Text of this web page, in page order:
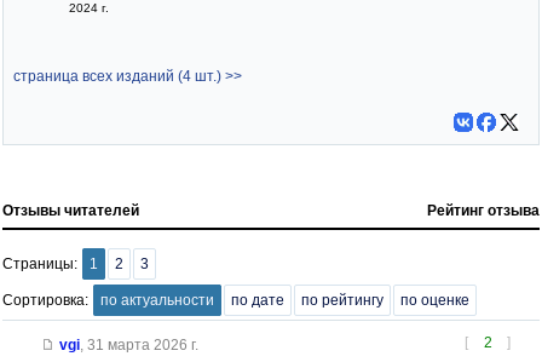
2024 г.
страница всех изданий (4 шт.) >>
Отзывы читателей Рейтинг отзыва
Страницы: 1 2 3
Сортировка: по актуальности по дате по рейтингу по оценке
[ 2 ]
vgi, 31 марта 2026 г.